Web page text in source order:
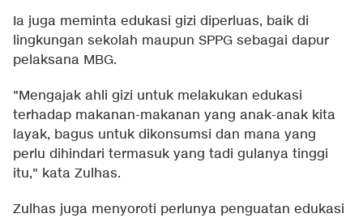
Ia juga meminta edukasi gizi diperluas, baik di
lingkungan sekolah maupun SPPG sebagai dapur
pelaksana MBG.
"Mengajak ahli gizi untuk melakukan edukasi
terhadap makanan-makanan yang anak-anak kita
layak, bagus untuk dikonsumsi dan mana yang
perlu dihindari termasuk yang tadi gulanya tinggi
itu," kata Zulhas.
Zulhas juga menyoroti perlunya penguatan edukasi